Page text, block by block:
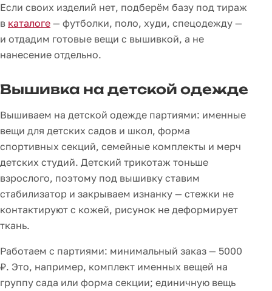
Если своих изделий нет, подберём базу под тираж
в каталоге — футболки, поло, худи, спецодежду —
и отдадим готовые вещи с вышивкой, а не
нанесение отдельно.
Вышивка на детской одежде
Вышиваем на детской одежде партиями: именные
вещи для детских садов и школ, форма
спортивных секций, семейные комплекты и мерч
детских студий. Детский трикотаж тоньше
взрослого, поэтому под вышивку ставим
стабилизатор и закрываем изнанку — стежки не
контактируют с кожей, рисунок не деформирует
ткань.
Работаем с партиями: минимальный заказ — 5000
₽. Это, например, комплект именных вещей на
группу сада или форма секции; единичную вещь